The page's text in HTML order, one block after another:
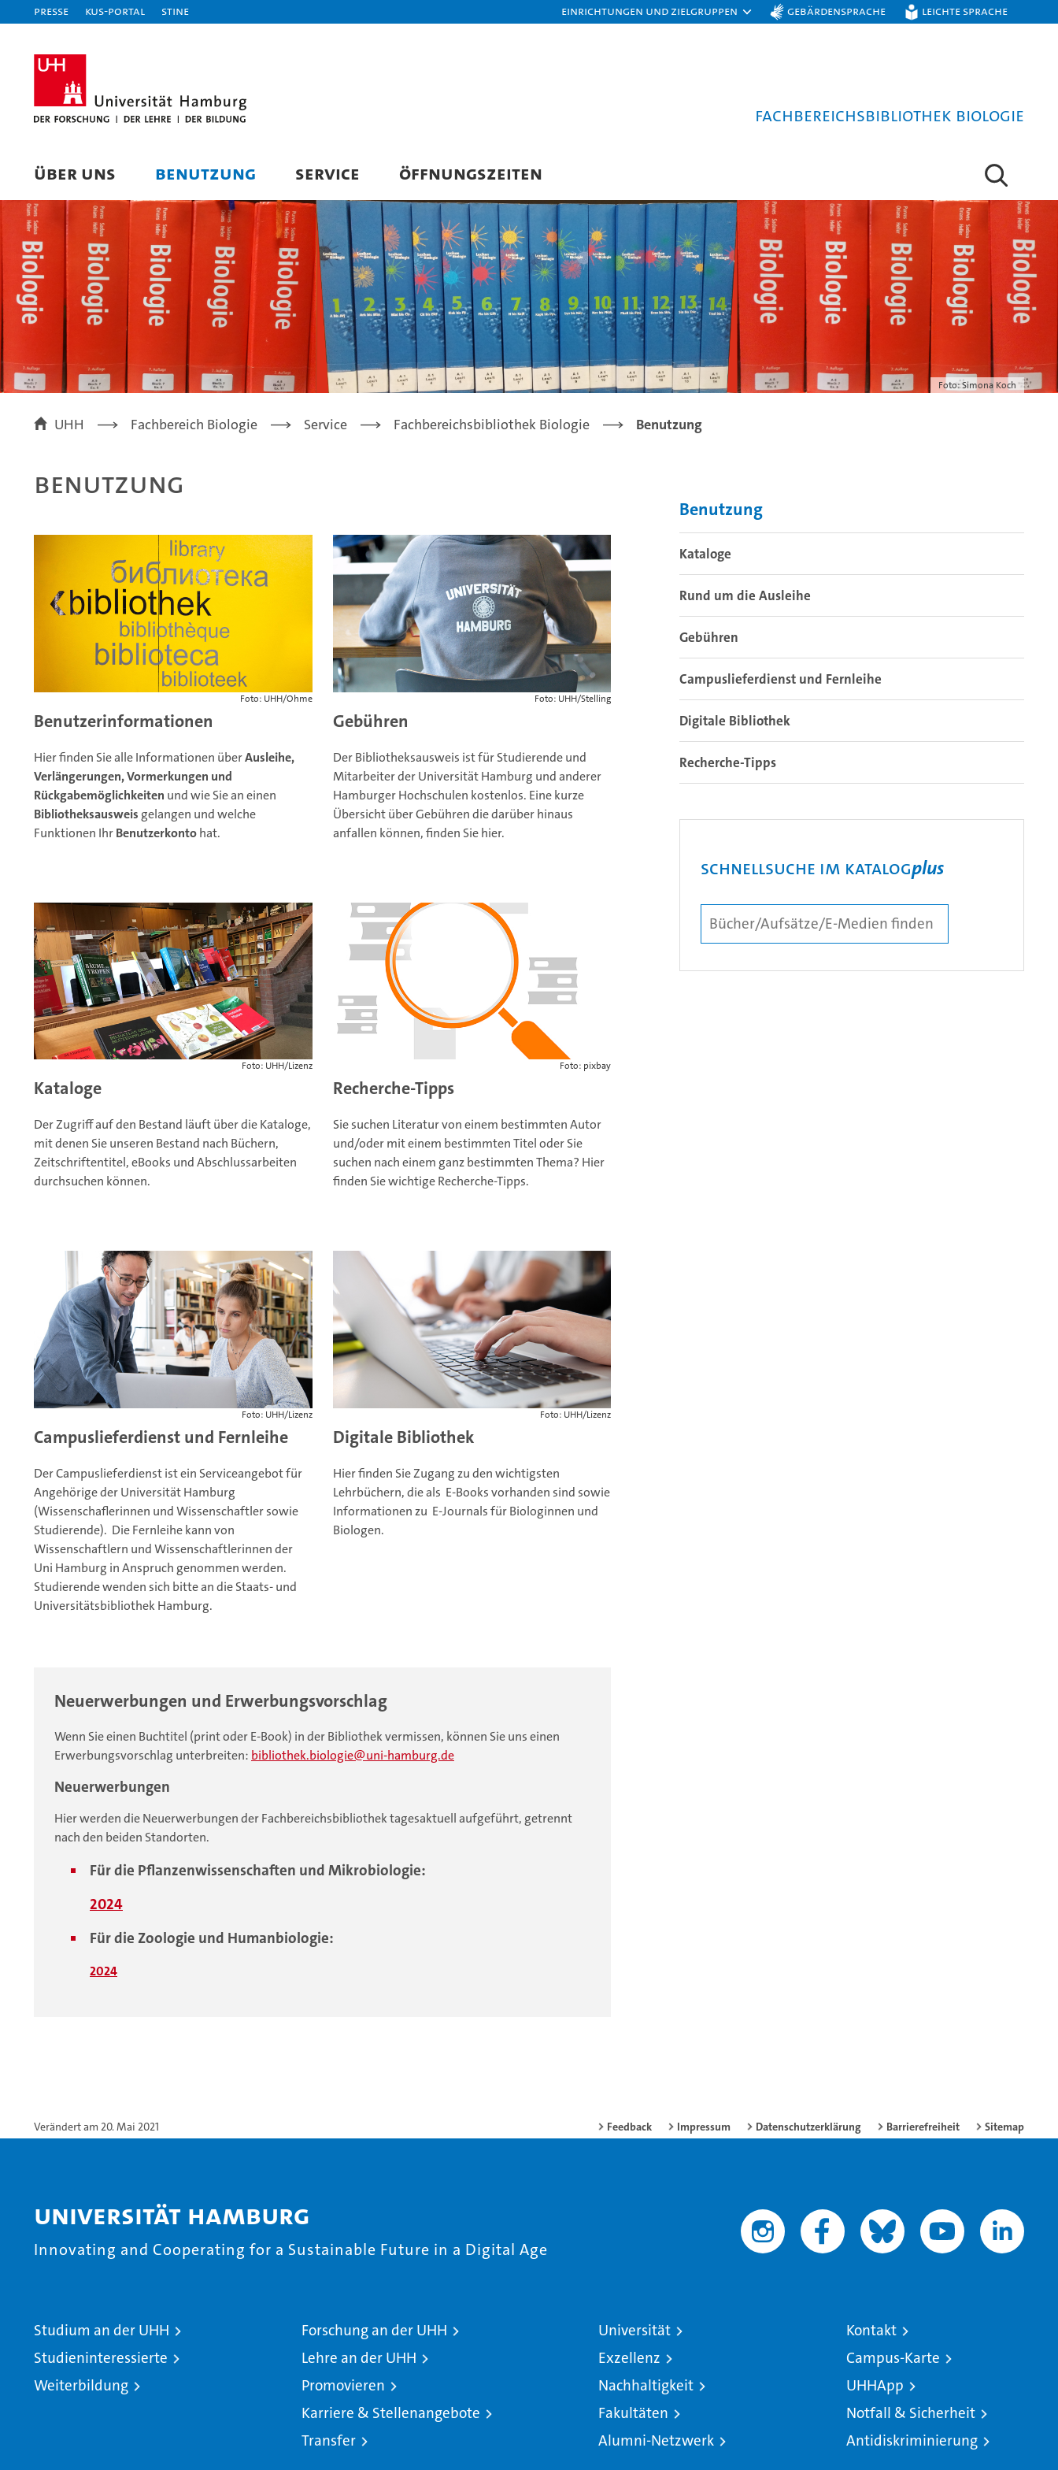
Presse KUS-Portal STiNE Einrichtungen und Zielgruppen Gebärdensprache Leichte Sprache
Fachbereichsbibliothek Biologie
ÜBER UNS BENUTZUNG SERVICE ÖFFNUNGSZEITEN
Foto: Simona Koch
UHH Fachbereich Biologie Service Fachbereichsbibliothek Biologie Benutzung
Benutzung
Foto: UHH/Ohme
Benutzerinformationen
Hier finden Sie alle Informationen überAusleihe,
Verlängerungen, Vormerkungen und
Rückgabemöglichkeiten und wie Sie an einen
Bibliotheksausweis gelangen und welche
Funktionen IhrBenutzerkontohat.
Foto: UHH/Stelling
Gebühren
Der Bibliotheksausweis ist für Studierende und
Mitarbeiter der Universität Hamburg und anderer
Hamburger Hochschulen kostenlos. Eine kurze
Übersicht über Gebühren die darüber hinaus
anfallen können, finden Sie hier.
Foto: UHH/Lizenz
Kataloge
Der Zugriff auf den Bestand läuft über die Kataloge,
mit denen Sie unseren Bestand nach Büchern,
Zeitschriftentitel, eBooks und Abschlussarbeiten
durchsuchen können.
Foto: pixbay
Recherche-Tipps
Sie suchen Literatur von einem bestimmten Autor
und/oder mit einem bestimmten Titel oder Sie
suchen nach einem ganz bestimmten Thema? Hier
finden Sie wichtige Recherche-Tipps.
Foto: UHH/Lizenz
Campuslieferdienst und Fernleihe
Der Campuslieferdienst ist ein Serviceangebot für
Angehörige der Universität Hamburg
(Wissenschaflerinnen und Wissenschaftler sowie
Studierende). Die Fernleihe kann von
Wissenschaftlern und Wissenschaftlerinnen der
Uni Hamburg in Anspruch genommen werden.
Studierende wenden sich bitte an die Staats- und
Universitätsbibliothek Hamburg.
Foto: UHH/Lizenz
Digitale Bibliothek
Hier finden Sie Zugang zu den wichtigsten
Lehrbüchern, die als E-Books vorhanden sind sowie
Informationen zu E-Journals für Biologinnen und
Biologen.
Neuerwerbungen und Erwerbungsvorschlag
Wenn Sie einen Buchtitel (print oder E-Book) in der Bibliothek vermissen, können Sie uns einen
Erwerbungsvorschlag unterbreiten: bibliothek.biologie uni-hamburg.de
Neuerwerbungen
Hier werden die Neuerwerbungen der Fachbereichsbibliothek tagesaktuell aufgeführt, getrennt
nach den beiden Standorten.
Für die Pflanzenwissenschaften und Mikrobiologie:
2024
Für die Zoologie und Humanbiologie:
2024
Benutzung
Kataloge
Rund um die Ausleihe
Gebühren
Campuslieferdienst und Fernleihe
Digitale Bibliothek
Recherche-Tipps
Schnellsuche im Katalogplus
Verändert am 20. Mai 2021 Feedback Impressum Datenschutzerklärung Barrierefreiheit Sitemap
Universität Hamburg
Innovating and Cooperating for a Sustainable Future in a Digital Age
Studium an der UHH
Studieninteressierte
Weiterbildung
Forschung an der UHH
Lehre an der UHH
Promovieren
Karriere & Stellenangebote
Transfer
Universität
Exzellenz
Nachhaltigkeit
Fakultäten
Alumni-Netzwerk
Kontakt
Campus-Karte
UHHApp
Notfall & Sicherheit
Antidiskriminierung